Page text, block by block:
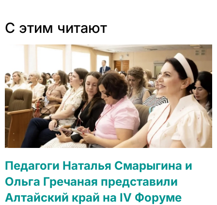
С этим читают
Педагоги Наталья Смарыгина и
Ольга Гречаная представили
Алтайский край на IV Форуме